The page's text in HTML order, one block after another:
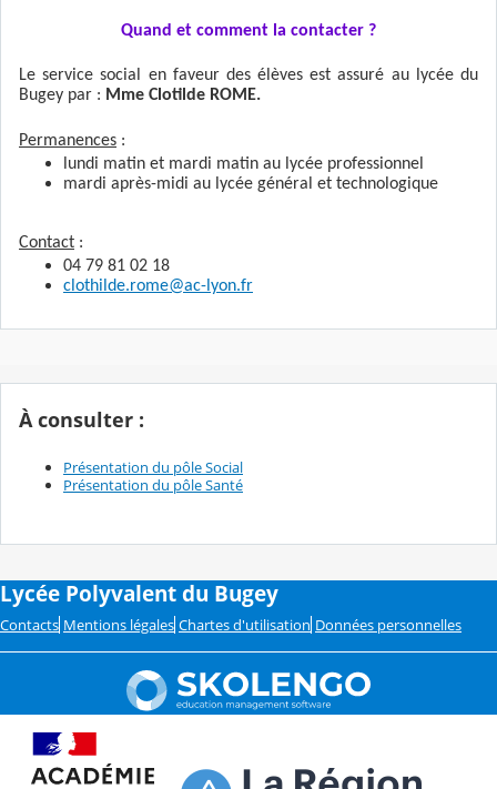
Quand et comment la contacter ?
Le service social en faveur des élèves est assuré au lycée du
Bugey par : Mme Clotilde ROME.
Permanences :
lundi matin et mardi matin au lycée professionnel
mardi après-midi au lycée général et technologique
Contact :
04 79 81 02 18
clothilde.rome@ac-lyon.fr
À consulter :
Présentation du pôle Social
Présentation du pôle Santé
Lycée Polyvalent du Bugey
Contacts Mentions légales Chartes d'utilisation Données personnelles